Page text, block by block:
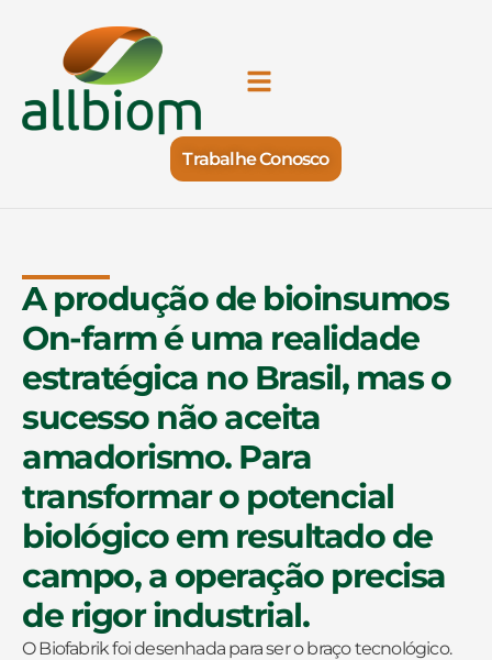
Trabalhe Conosco
A produção de bioinsumos
On-farm é uma realidade
estratégica no Brasil, mas o
sucesso não aceita
amadorismo. Para
transformar o potencial
biológico em resultado de
campo, a operação precisa
de rigor industrial.
O Biofabrik foi desenhada para ser o braço tecnológico.